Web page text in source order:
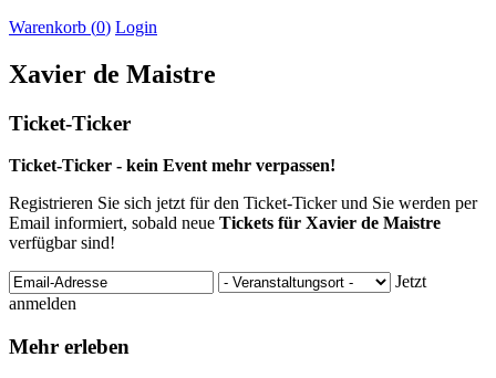
Warenkorb (0) Login
Xavier de Maistre
Ticket-Ticker
Ticket-Ticker - kein Event mehr verpassen!
Registrieren Sie sich jetzt für den Ticket-Ticker und Sie werden per
Email informiert, sobald neue Tickets für Xavier de Maistre
verfügbar sind!
Jetzt
anmelden
Mehr erleben